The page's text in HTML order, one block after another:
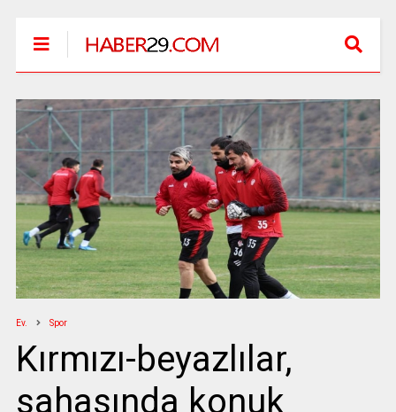
Ev. Spor
Kırmızı-beyazlılar,
sahasında konuk